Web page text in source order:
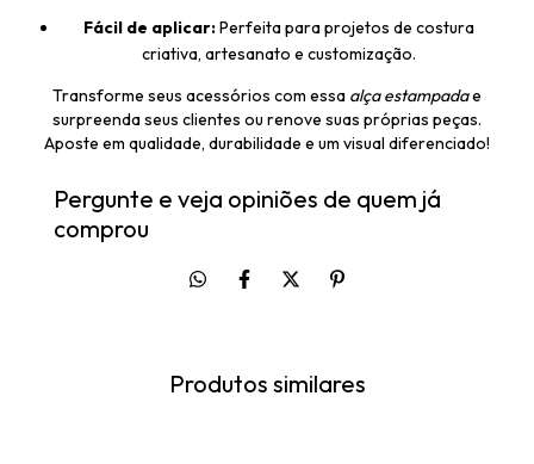
Fácil de aplicar:Perfeita para projetos de costura
criativa, artesanato e customização.
Transforme seus acessórios com essa alça estampadae
surpreenda seus clientes ou renove suas próprias peças.
Aposte em qualidade, durabilidade e um visual diferenciado!
Pergunte e veja opiniões de quem já
comprou
Produtos similares